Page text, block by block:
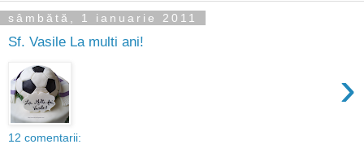
sâmbătă, 1 ianuarie 2011
Sf. Vasile La multi ani!
›
12 comentarii: